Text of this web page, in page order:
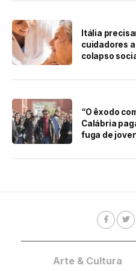
Itália
cuidadores
colapso
“O êxodo
Calábria
fuga de
Arte & Cultura